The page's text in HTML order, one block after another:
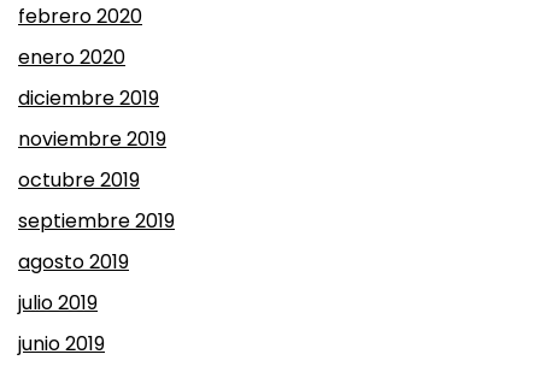
febrero 2020
enero 2020
diciembre 2019
noviembre 2019
octubre 2019
septiembre 2019
agosto 2019
julio 2019
junio 2019